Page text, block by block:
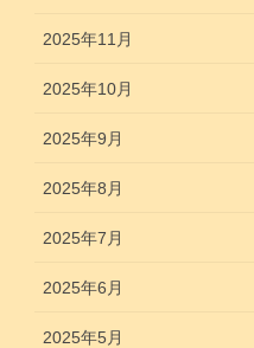
2025年11月
2025年10月
2025年9月
2025年8月
2025年7月
2025年6月
2025年5月